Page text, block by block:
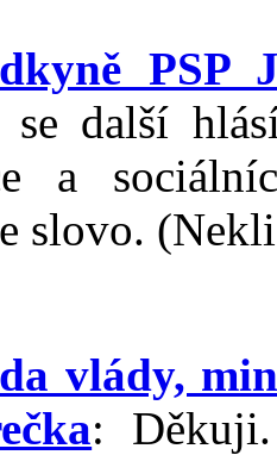
PSP
další
a
slovo.
vlády,
: